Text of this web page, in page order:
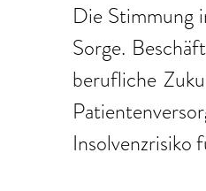
Die Stimmung
Sorge.
berufliche
Insolvenzrisiko